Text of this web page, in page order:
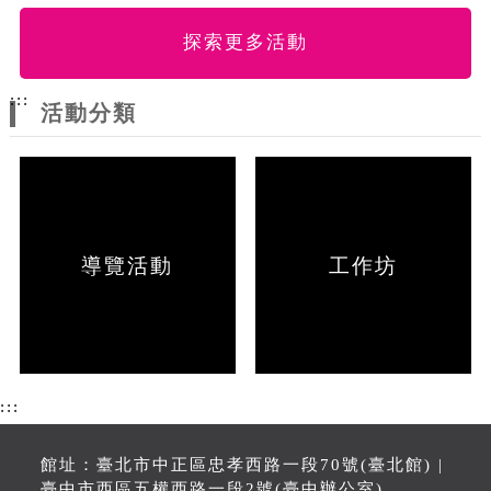
探索更多活動
:::
活動分類
導覽活動 工作坊
:::
館址：臺北市中正區忠孝西路一段70號(臺北館) |